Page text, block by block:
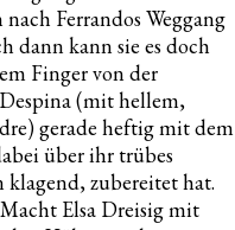
Ferrandos Weggang
dann kann sie es doch
Finger von der
(mit hellem,
gerade heftig mit dem
über ihr trübes
klagend, zubereitet hat.
Elsa Dreisig mit